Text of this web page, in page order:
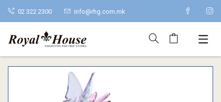
02 322 2300 info@rhg.com.mk